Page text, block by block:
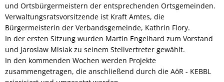
und Ortsbürgermeistern der entsprechenden Ortsgemeinden.
Verwaltungsratsvorsitzende ist Kraft Amtes, die
Bürgermeisterin der Verbandsgemeinde, Kathrin Flory.
In der ersten Sitzung wurden Martin Engelhard zum Vorstand
und Jaroslaw Misiak zu seinem Stellvertreter gewählt.
In den kommenden Wochen werden Projekte
zusammengetragen, die anschließend durch die AöR - KEBBL